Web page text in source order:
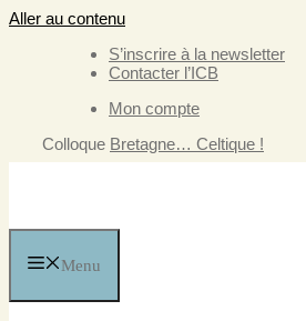
Aller au contenu
S’inscrire à la newsletter
Contacter l’ICB
Mon compte
Colloque Bretagne… Celtique !
Menu